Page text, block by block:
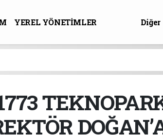
YEREL YÖNETİMLER
Diğer